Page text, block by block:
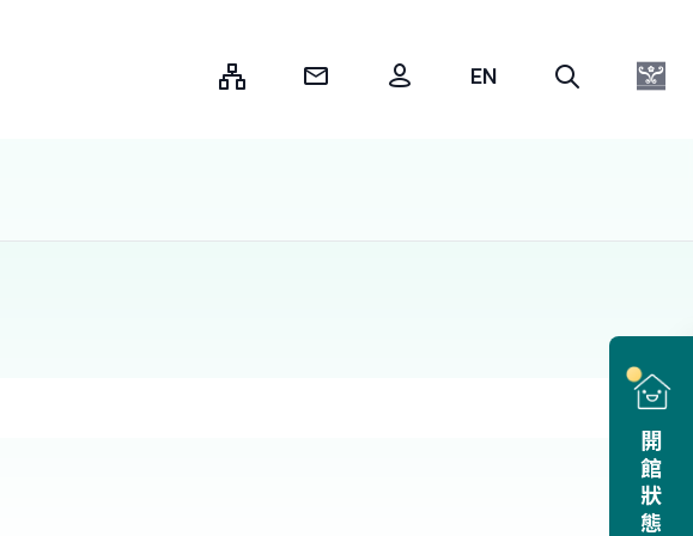
開館狀態